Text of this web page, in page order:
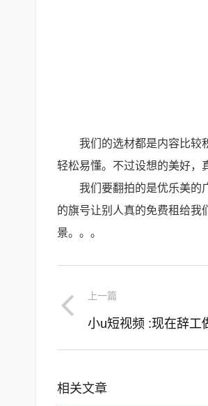
我们的选材都是内容比较
轻松易懂。不过设想的美好，
我们要翻拍的是优乐美的
的旗号让别人真的免费租给我
景。。。
上一篇
小u短视频 :现在辞工
相关文章